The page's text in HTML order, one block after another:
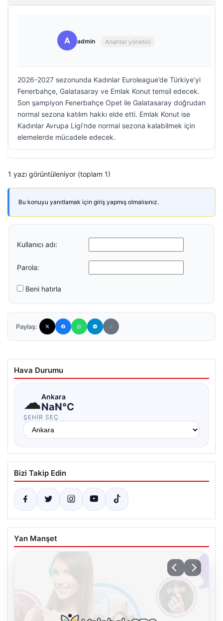
A admin Anahtar yönetici
2026-2027 sezonunda Kadınlar Euroleague’de Türkiye’yi
Fenerbahçe, Galatasaray ve Emlak Konut temsil edecek.
Son şampiyon Fenerbahçe Opet ile Galatasaray doğrudan
normal sezona katılım hakkı elde etti. Emlak Konut ise
Kadınlar Avrupa Ligi’nde normal sezona kalabilmek için
elemelerde mücadele edecek.
1 yazı görüntüleniyor (toplam 1)
Bu konuyu yanıtlamak için giriş yapmış olmalısınız.
Kullanıcı adı:
Parola:
Beni hatırla
Paylaş:
Hava Durumu
☁Ankara
NaN°C
ŞEHIR SEÇ
Bizi Takip Edin
Yan Manşet